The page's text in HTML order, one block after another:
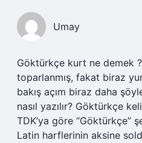
Umay
Göktürkçe kurt ne demek
toparlanmış, fakat biraz
bakış açım biraz daha
nasıl yazılır? Göktürkçe
TDK’ya göre “Göktürkçe”
Latin harflerinin aksine